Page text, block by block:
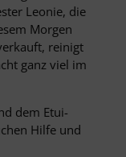
Leonie, die
Morgen
reinigt
ganz viel im
dem Etui-
Hilfe und